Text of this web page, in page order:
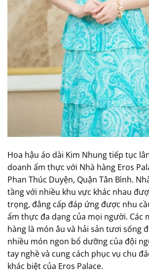
Hoa hậu áo dài Kim Nhung tiếp tục
doanh ẩm thực với Nhà hàng Eros
Phan Thúc Duyện, Quận Tân Bình.
tầng với nhiều khu vực khác nhau
trọng, đẳng cấp đáp ứng được nhu
ẩm thực đa dạng của mọi người. Các
hàng là món âu và hải sản tươi sống
nhiều món ngon bổ dưỡng của đội
tay nghề và cung cách phục vụ chu
khác biệt của Eros Palace.